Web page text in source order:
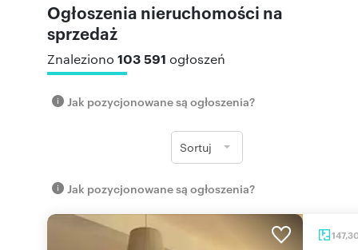
Ogłoszenia nieruchomości na
sprzedaż
Znaleziono 103 591 ogłoszeń
Jak pozycjonowane są ogłoszenia?
Sortuj
Jak pozycjonowane są ogłoszenia?